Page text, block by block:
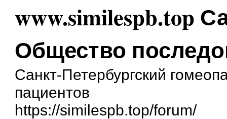
www.similespb.top
Общество
Санкт-Петербургский
пациентов
https://similespb.top/forum/